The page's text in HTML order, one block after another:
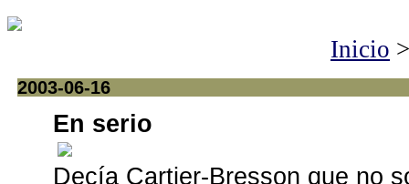
Inicio
2003-06-16
En serio
Decía Cartier-Bresson que no